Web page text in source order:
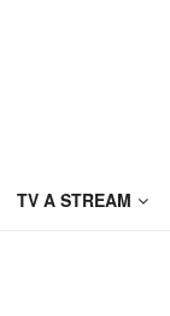
TV A STREAM